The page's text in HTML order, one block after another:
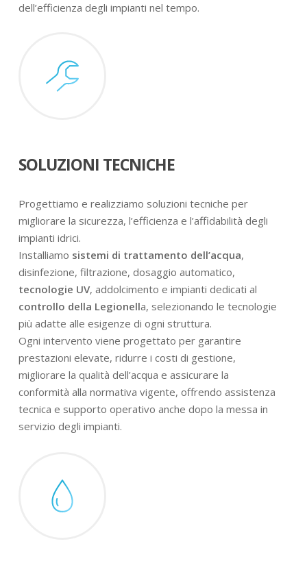
dell’efficienza degli impianti nel tempo.
SOLUZIONI TECNICHE
Progettiamo e realizziamo soluzioni tecniche per
migliorare la sicurezza, l’efficienza e l’affidabilità degli
impianti idrici.
Installiamo sistemi di trattamento dell’acqua,
disinfezione, filtrazione, dosaggio automatico,
tecnologie UV, addolcimento e impianti dedicati al
controllo della Legionella, selezionando le tecnologie
più adatte alle esigenze di ogni struttura.
Ogni intervento viene progettato per garantire
prestazioni elevate, ridurre i costi di gestione,
migliorare la qualità dell’acqua e assicurare la
conformità alla normativa vigente, offrendo assistenza
tecnica e supporto operativo anche dopo la messa in
servizio degli impianti.